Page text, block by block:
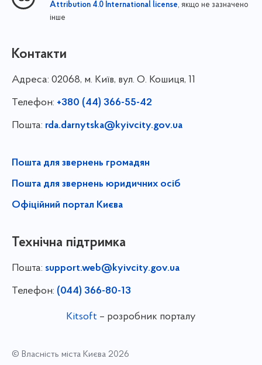
Attribution 4.0 International license, якщо не зазначено
інше
Контакти
Адреса: 02068, м. Київ, вул. О. Кошиця, 11
Телефон: +380 (44) 366-55-42
Пошта: rda.darnytska@kyivcity.gov.ua
Пошта для звернень громадян
Пошта для звернень юридичних осіб
Офіційний портал Києва
Технічна підтримка
Пошта: support.web@kyivcity.gov.ua
Телефон: (044) 366-80-13
Kitsoft – розробник порталу
© Власність міста Києва 2026